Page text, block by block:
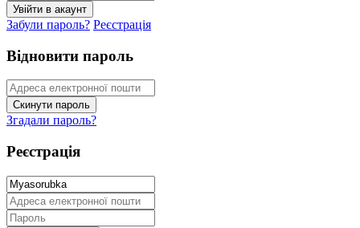
Забули пароль? Реєстрація
Відновити пароль
Згадали пароль?
Реєстрація